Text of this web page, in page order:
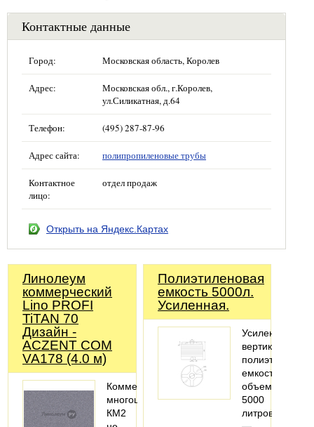
Контактные данные
Город: Московская область, Королев
Адрес:
Московская обл., г.Королев,
ул.Силикатная, д.64
Телефон: (495) 287-87-96
Адрес сайта: полипропиленовые трубы
Контактное
лицо:
отдел продаж
Открыть на Яндекс.Картах
Линолеум
коммерческий
Lino PROFI
TiTAN 70
Дизайн -
ACZENT COM
VA178 (4.0 м)
Коммерческий,
многоцелевой,
КМ2
Полиэтиленовая
емкость 5000л.
Усиленная.
Усиленная
вертикальная
емкость
объемом
5000
литров